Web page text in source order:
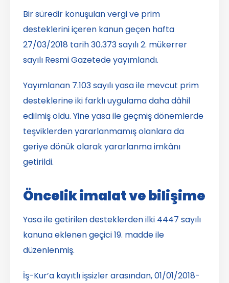
Bir süredir konuşulan vergi ve prim
desteklerini içeren kanun geçen hafta
27/03/2018 tarih 30.373 sayılı 2. mükerrer
sayılı Resmi Gazetede yayımlandı.
Yayımlanan 7.103 sayılı yasa ile mevcut prim
desteklerine iki farklı uygulama daha dâhil
edilmiş oldu. Yine yasa ile geçmiş dönemlerde
teşviklerden yararlanmamış olanlara da
geriye dönük olarak yararlanma imkânı
getirildi.
Öncelik imalat ve bilişime
Yasa ile getirilen desteklerden ilki 4447 sayılı
kanuna eklenen geçici 19. madde ile
düzenlenmiş.
İş-Kur’a kayıtlı işsizler arasından, 01/01/2018-